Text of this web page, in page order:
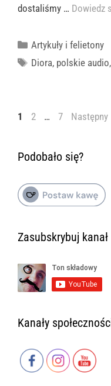
dostaliśmy … Dowiedz
Kategorie
Artykuły i felietony
Tagi
Diora, polskie audio,
Strona
1 Strona
2 … Strona
7 Następny
Podobało się?
Zasubskrybuj
Kanały